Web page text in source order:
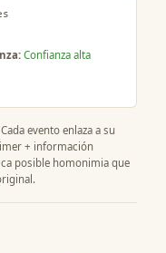
Confianza alta
evento enlaza a su
+ información
posible homonimia que